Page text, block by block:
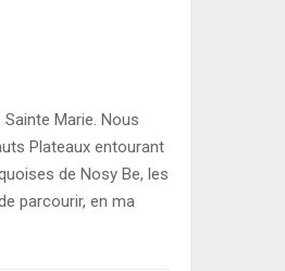
Marie. Nous
Plateaux entourant
de Nosy Be, les
parcourir, en ma